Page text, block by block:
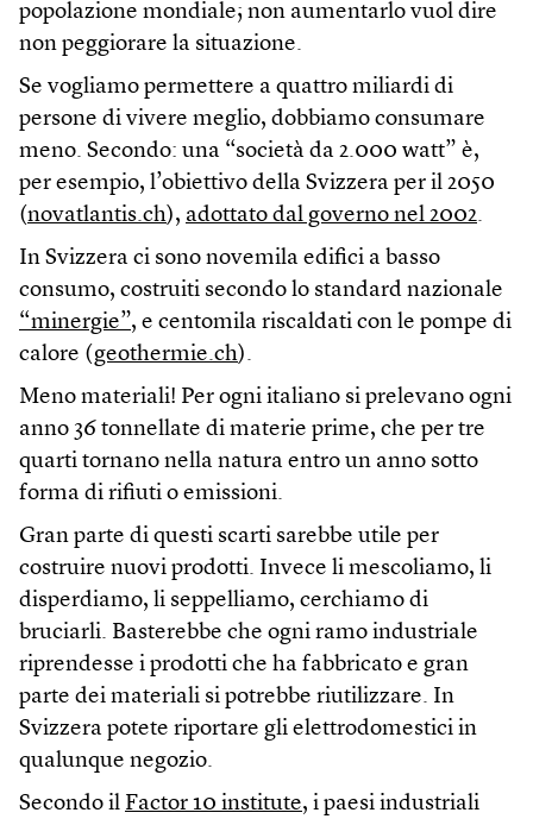
popolazione mondiale; non aumentarlo vuol dire
non peggiorare la situazione.
Se vogliamo permettere a quattro miliardi di
persone di vivere meglio, dobbiamo consumare
meno. Secondo: una “società da 2.000 watt” è,
per esempio, l’obiettivo della Svizzera per il 2050
(novatlantis.ch), adottato dal governo nel 2002.
In Svizzera ci sono novemila edifici a basso
consumo, costruiti secondo lo standard nazionale
“minergie”, e centomila riscaldati con le pompe di
calore ( geothermie.ch).
Meno materiali! Per ogni italiano si prelevano ogni
anno 36 tonnellate di materie prime, che per tre
quarti tornano nella natura entro un anno sotto
forma di rifiuti o emissioni.
Gran parte di questi scarti sarebbe utile per
costruire nuovi prodotti. Invece li mescoliamo, li
disperdiamo, li seppelliamo, cerchiamo di
bruciarli. Basterebbe che ogni ramo industriale
riprendesse i prodotti che ha fabbricato e gran
parte dei materiali si potrebbe riutilizzare. In
Svizzera potete riportare gli elettrodomestici in
qualunque negozio.
Secondo il Factor 10 institute, i paesi industriali